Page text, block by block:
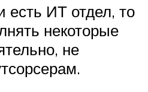
есть ИТ отдел, то
некоторые
не